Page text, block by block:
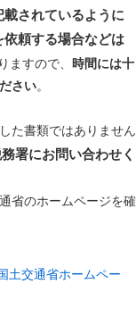
されているように
頼する場合などは
ますので、 時間には十
さい。
た書類ではありません
署にお問い合わせく
省のホームページを確
土交通省ホームペー